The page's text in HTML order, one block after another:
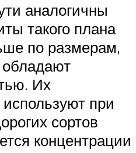
аналогичны
такого плана
по размерам,
Их
при
сортов
концентрации